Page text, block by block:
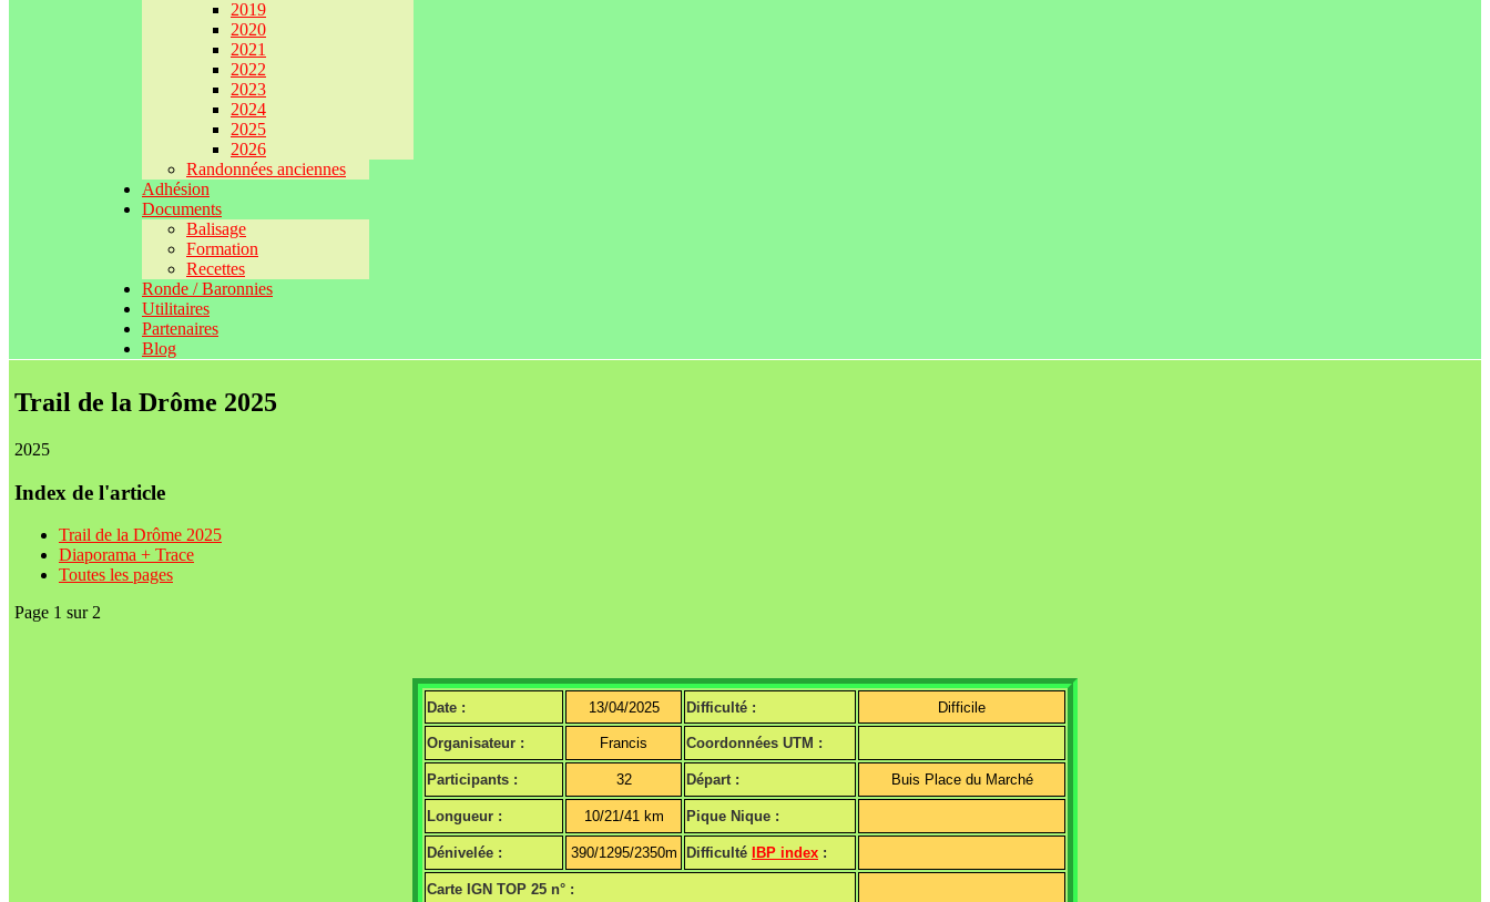
2019
2020
2021
2022
2023
2024
2025
2026
Randonnées anciennes
Adhésion
Documents
Balisage
Formation
Recettes
Ronde / Baronnies
Utilitaires
Partenaires
Blog
Trail de la Drôme 2025
2025
Index de l'article
Trail de la Drôme 2025
Diaporama + Trace
Toutes les pages
Page 1 sur 2
Date : 13/04/2025 Difficulté : Difficile
Organisateur : Francis Coordonnées UTM :
Participants : 32 Départ : Buis Place du Marché
Longueur : 10/21/41 km Pique Nique :
Dénivelée : 390/1295/2350m Difficulté IBP index :
Carte IGN TOP 25 n° :